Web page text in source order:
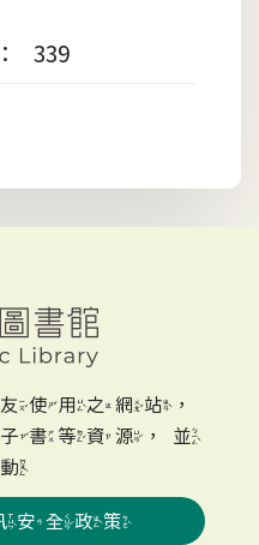
339
使用之網站，
書等資源，並
安全政策